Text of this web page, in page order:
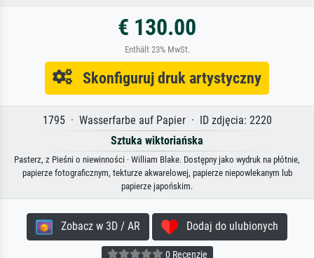
€ 130.00
Enthält 23% MwSt.
Skonfiguruj druk artystyczny
1795 · Wasserfarbe auf Papier · ID zdjęcia: 2220
Sztuka wiktoriańska
Pasterz, z Pieśni o niewinności · William Blake. Dostępny jako wydruk na płótnie,
papierze fotograficznym, tekturze akwarelowej, papierze niepowlekanym lub
papierze japońskim.
Zobacz w 3D / AR Dodaj do ulubionych
0 Recenzje